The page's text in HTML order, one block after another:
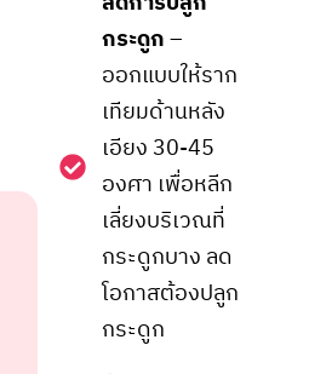
กระดูก–
ออกแบบให้ราก
เทียมด้านหลัง
เอียง 30-45
องศา เพื่อหลีก
เลี่ยงบริเวณที่
กระดูกบาง ลด
โอกาสต้องปลูก
กระดูก